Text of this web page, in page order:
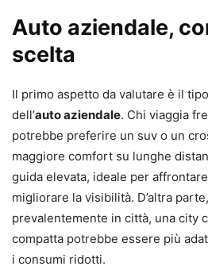
Auto aziendale,
scelta
Il primo aspetto da valutare è il
dell’auto aziendale. Chi viaggia
potrebbe preferire un suv o un
maggiore comfort su lunghe
guida elevata, ideale per
migliorare la visibilità. D’altra
prevalentemente in città, una city
compatta potrebbe essere più
i consumi ridotti.